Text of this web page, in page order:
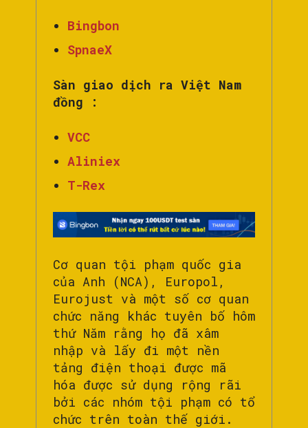
Bingbon
SpnaeX
Sàn giao dịch ra Việt Nam
đồng :
VCC
Aliniex
T-Rex
Cơ quan tội phạm quốc gia
của Anh (NCA), Europol,
Eurojust và một số cơ quan
chức năng khác tuyên bố hôm
thứ Năm rằng họ đã xâm
nhập và lấy đi một nền
tảng điện thoại được mã
hóa được sử dụng rộng rãi
bởi các nhóm tội phạm có tổ
chức trên toàn thế giới.